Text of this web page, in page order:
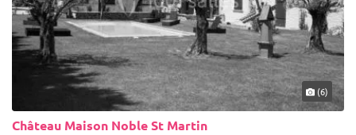
(6)
Château Maison Noble St Martin